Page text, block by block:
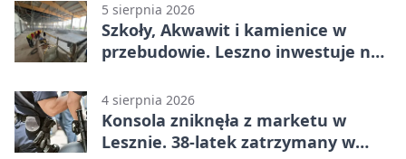
5 sierpnia 2026
Szkoły, Akwawit i kamienice w
przebudowie. Leszno inwestuje na
4 sierpnia 2026
Konsola zniknęła z marketu w
Lesznie. 38-latek zatrzymany w